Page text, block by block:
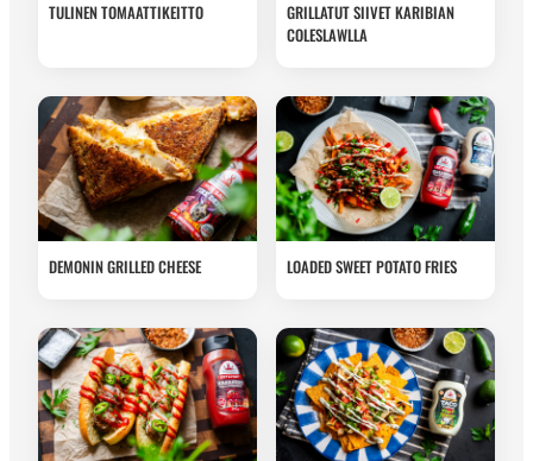
TULINEN TOMAATTIKEITTO
GRILLATUT SIIVET KARIBIAN
COLESLAWLLA
DEMONIN GRILLED CHEESE LOADED SWEET POTATO FRIES